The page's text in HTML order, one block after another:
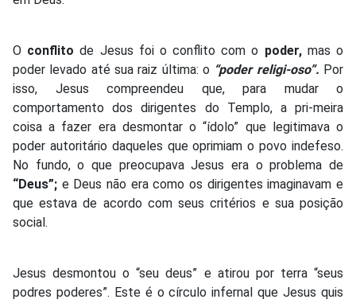
O conflito de Jesus foi o conflito com o poder, mas o
poder levado até sua raiz última: o “poder religi-oso”. Por
isso, Jesus compreendeu que, para mudar o
comportamento dos dirigentes do Templo, a pri-meira
coisa a fazer era desmontar o “ídolo” que legitimava o
poder autoritário daqueles que oprimiam o povo indefeso.
No fundo, o que preocupava Jesus era o problema de
“Deus”; e Deus não era como os dirigentes imaginavam e
que estava de acordo com seus critérios e sua posição
social.
Jesus desmontou o “seu deus” e atirou por terra “seus
podres poderes”. Este é o círculo infernal que Jesus quis